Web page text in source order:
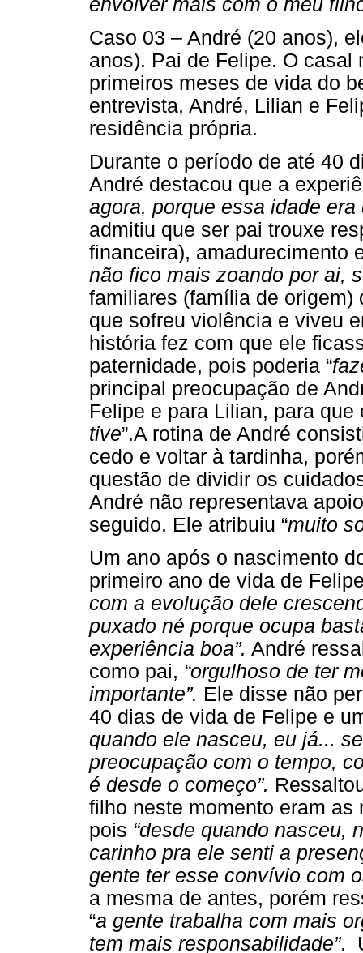
Caso 03 – André (20 anos),
anos). Pai de Felipe. O
primeiros meses de vida do
entrevista, André, Lilian e
residência própria.
Durante o período de até 40
André destacou que a
agora, porque essa idade
admitiu que ser pai trouxe
financeira), amadurecimento
não fico mais zoando por ai,
familiares (família de origem)
que sofreu violência e viveu
história fez com que ele
paternidade, pois poderia “
principal preocupação de
Felipe e para Lilian, para que
tive”.A rotina de André
cedo e voltar à tardinha,
questão de dividir os
André não representava
seguido. Ele atribuiu “muito
Um ano após o nascimento
primeiro ano de vida de
com a evolução dele
puxado né porque ocupa
experiência boa”. André
como pai, “orgulhoso de ter
importante”. Ele disse não
40 dias de vida de Felipe e
quando ele nasceu, eu já...
preocupação com o tempo,
é desde o começo”.
filho neste momento eram
pois “desde quando nasceu,
carinho pra ele senti a
gente ter esse convívio com
a mesma de antes, porém
“a gente trabalha com mais
tem mais responsabilidade”.